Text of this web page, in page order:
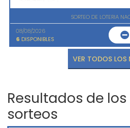
SORTEO DE LOTERIA
08/08/2026
6 DISPONIBLES
Resultados de
sorteos